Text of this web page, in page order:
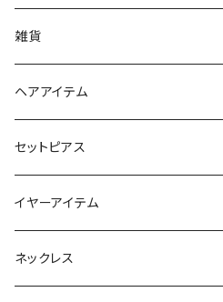
iPhoneケース
スマホリング＆グリップ
マルチショルダー
雑貨
ポーチ
マチ付きポーチ
フラットポーチ
スマートキーポーチ
チャーム / カラビナ
ウォレット / 財布
ヘアアイテム
静電気軽減ヘアブレスレット
ポニーフック
テールクラッチ
セットピアス
イヤーアイテム
ステンレスピアス
ネックレス